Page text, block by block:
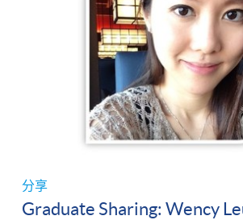
分享
Graduate Sharing: Wency